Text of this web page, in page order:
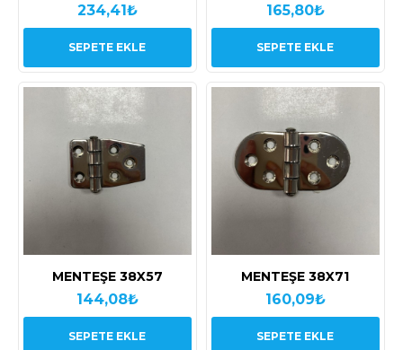
234,41₺
SEPETE EKLE
165,80₺
SEPETE EKLE
MENTEŞE 38X57
144,08₺
SEPETE EKLE
MENTEŞE 38X71
160,09₺
SEPETE EKLE